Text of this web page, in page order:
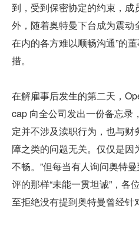
到，受到保密协定的约束，成
外，随着奥特曼下台成为震动
在内的各方难以顺畅沟通”的
措。
在解雇事后发生的第二天，
cap 向全公司发出一份备忘录
定并不涉及渎职行为，也与
障之类的问题无关。仅仅是因
不畅。”但每当有人询问奥特
评的那样“未能一贯坦诚”，各
至拒绝没有提到奥特曼曾经针